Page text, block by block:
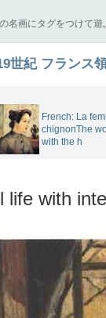
名画にタグをつけて遊
世紀 フランス
French: La
chignonThe
with the h
life with